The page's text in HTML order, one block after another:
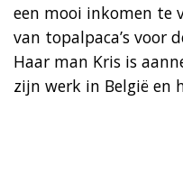
een mooi inkomen te
van topalpaca’s voor
Haar man Kris is
zijn werk in België en